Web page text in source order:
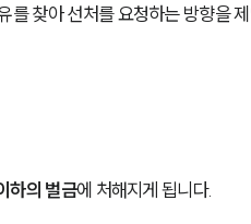
찾아 선처를 요청하는 방향을
하의 벌금에 처해지게 됩니다.